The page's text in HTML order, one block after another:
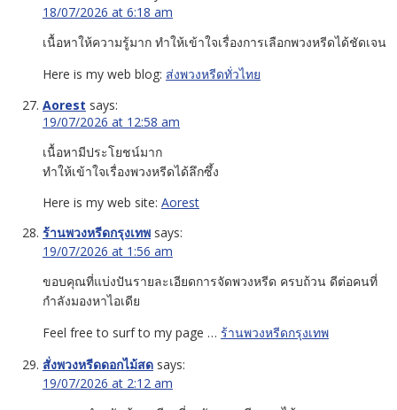
18/07/2026 at 6:18 am
เนื้อหาให้ความรู้มาก ทำให้เข้าใจเรื่องการเลือกพวงหรีดได้ชัดเจน
Here is my web blog: ส่งพวงหรีดทั่วไทย
Aorest says:
19/07/2026 at 12:58 am
เนื้อหามีประโยชน์มาก
ทำให้เข้าใจเรื่องพวงหรีดได้ลึกซึ้ง
Here is my web site: Aorest
ร้านพวงหรีดกรุงเทพ says:
19/07/2026 at 1:56 am
ขอบคุณที่แบ่งปันรายละเอียดการจัดพวงหรีด ครบถ้วน ดีต่อคนที่
กำลังมองหาไอเดีย
Feel free to surf to my page … ร้านพวงหรีดกรุงเทพ
สั่งพวงหรีดดอกไม้สด says:
19/07/2026 at 2:12 am